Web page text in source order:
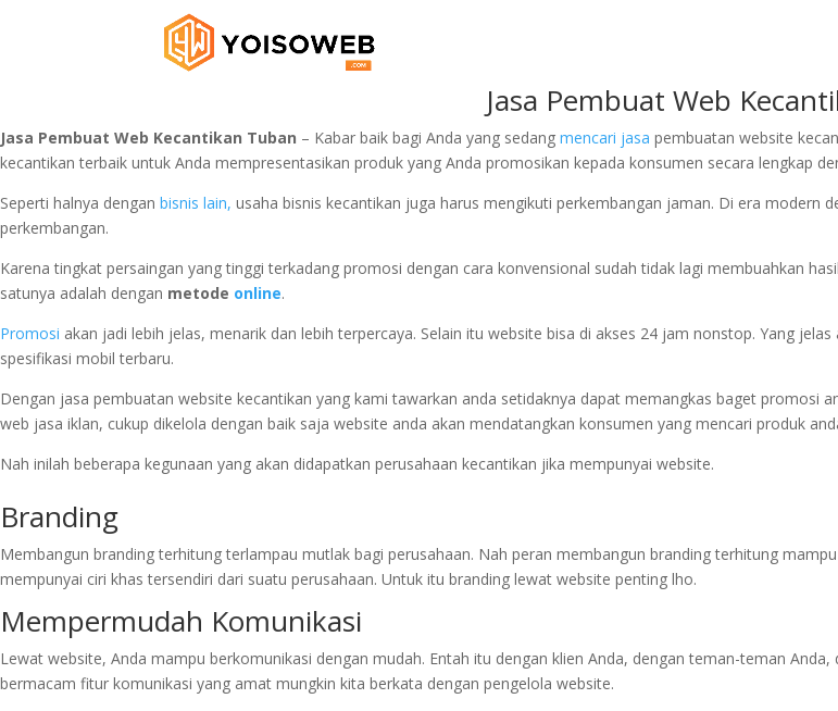
Jasa Pembuat Web
Jasa Pembuat Web Kecantikan Tuban – Kabar baik bagi Anda yang sedang mencari jasa pembuatan website
kecantikan terbaik untuk Anda mempresentasikan produk yang Anda promosikan kepada konsumen secara lengkap
Seperti halnya dengan bisnis lain, usaha bisnis kecantikan juga harus mengikuti perkembangan jaman. Di era modern
perkembangan.
Karena tingkat persaingan yang tinggi terkadang promosi dengan cara konvensional sudah tidak lagi membuahkan
satunya adalah dengan metode online.
Promosi akan jadi lebih jelas, menarik dan lebih terpercaya. Selain itu website bisa di akses 24 jam nonstop. Yang
spesifikasi mobil terbaru.
Dengan jasa pembuatan website kecantikan yang kami tawarkan anda setidaknya dapat memangkas baget promosi
web jasa iklan, cukup dikelola dengan baik saja website anda akan mendatangkan konsumen yang mencari produk
Nah inilah beberapa kegunaan yang akan didapatkan perusahaan kecantikan jika mempunyai website.
Branding
Membangun branding terhitung terlampau mutlak bagi perusahaan. Nah peran membangun branding terhitung
mempunyai ciri khas tersendiri dari suatu perusahaan. Untuk itu branding lewat website penting lho.
Mempermudah Komunikasi
Lewat website, Anda mampu berkomunikasi dengan mudah. Entah itu dengan klien Anda, dengan teman-teman
bermacam fitur komunikasi yang amat mungkin kita berkata dengan pengelola website.